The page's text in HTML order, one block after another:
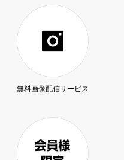
無料画像配信サービス